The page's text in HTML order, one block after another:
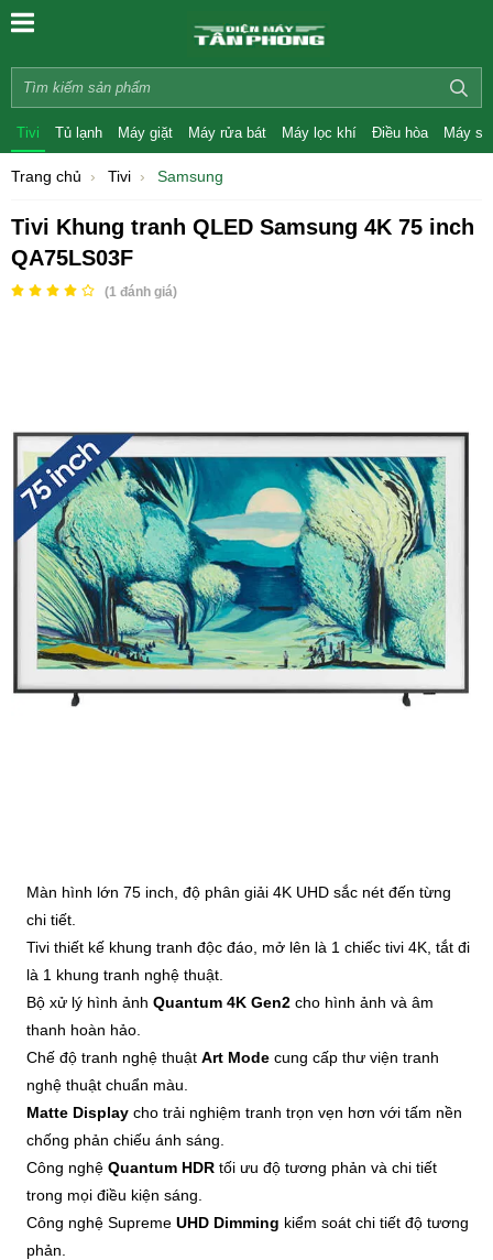
Tivi Tủ lạnh Máy giặt Máy rửa bát Máy lọc khí Điều hòa Máy
Trang chủ Tivi Samsung
Tivi Khung tranh QLED Samsung 4K 75 inch
QA75LS03F
(1 đánh giá)
Màn hình lớn 75 inch, độ phân giải 4K UHD sắc nét đến từng
chi tiết.
Tivi thiết kế khung tranh độc đáo, mở lên là 1 chiếc tivi 4K, tắt đi
là 1 khung tranh nghệ thuật.
Bộ xử lý hình ảnh Quantum 4K Gen2 cho hình ảnh và âm
thanh hoàn hảo.
Chế độ tranh nghệ thuật Art Mode cung cấp thư viện tranh
nghệ thuật chuẩn màu.
Matte Display cho trải nghiệm tranh trọn vẹn hơn với tấm nền
chống phản chiếu ánh sáng.
Công nghệ Quantum HDR tối ưu độ tương phản và chi tiết
trong mọi điều kiện sáng.
Công nghệ Supreme UHD Dimming kiểm soát chi tiết độ tương
phản.